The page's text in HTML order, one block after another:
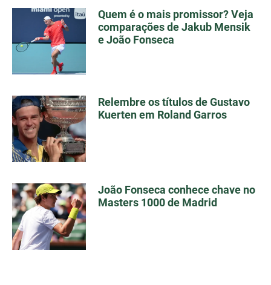
Quem é o mais promissor? Veja
comparações de Jakub Mensik
e João Fonseca
Relembre os títulos de Gustavo
Kuerten em Roland Garros
João Fonseca conhece chave no
Masters 1000 de Madrid